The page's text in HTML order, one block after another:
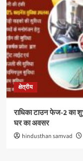
क्षेत्रीय
राधिका टाउन फेज-2 का
घर का अवसर
hindusthan samvad